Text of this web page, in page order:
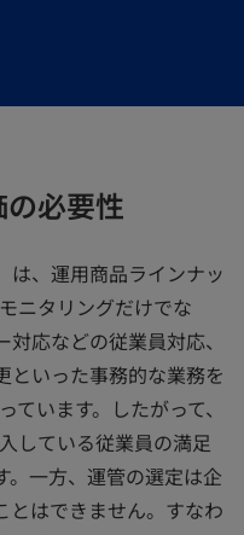
必要性
は、運用商品ラインナッ
ニタリングだけでな
応などの従業員対応、
といった事務的な業務を
います。したがって、
している従業員の満足
。一方、運管の選定は企
とはできません。すなわ